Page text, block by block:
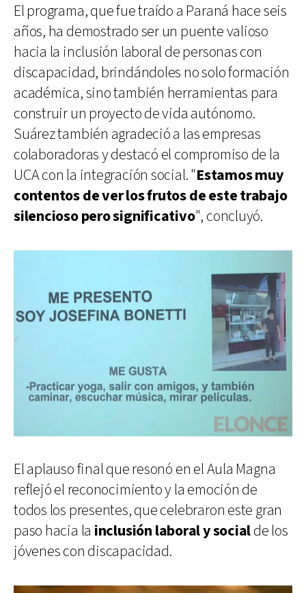
El programa, que fue traído a Paraná hace seis
años, ha demostrado ser un puente valioso
hacia la inclusión laboral de personas con
discapacidad, brindándoles no solo formación
académica, sino también herramientas para
construir un proyecto de vida autónomo.
Suárez también agradeció a las empresas
colaboradoras y destacó el compromiso de la
UCA con la integración social. "Estamos muy
contentos de ver los frutos de este trabajo
silencioso pero significativo", concluyó.
El aplauso final que resonó en el Aula Magna
reflejó el reconocimiento y la emoción de
todos los presentes, que celebraron este gran
paso hacia la inclusión laboraly socialde los
jóvenes con discapacidad.